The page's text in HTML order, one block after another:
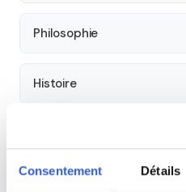
Consentement Détails
Philosophie
Histoire